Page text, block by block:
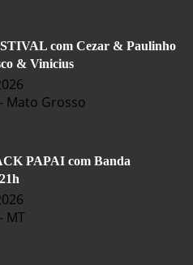
com Cezar & Paulinho
& Vinicius
Mato Grosso
PAPAI com Banda
MT